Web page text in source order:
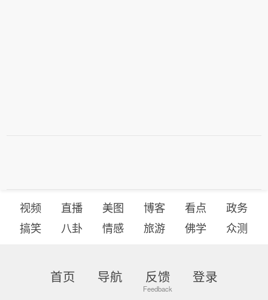
视频 直播 美图 博客 看点
政务
搞笑
八卦 情感 旅游 佛学 众测
首页 导航 反馈 登录